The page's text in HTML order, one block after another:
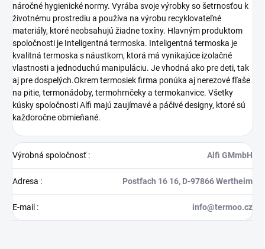
náročné hygienické normy. Vyrába svoje výrobky so šetrnosťou k
životnému prostrediu a používa na výrobu recyklovateľné
materiály, ktoré neobsahujú žiadne toxíny. Hlavným produktom
spoločnosti je Inteligentná termoska. Inteligentná termoska je
kvalitná termoska s náustkom, ktorá má vynikajúce izolačné
vlastnosti a jednoduchú manipuláciu. Je vhodná ako pre deti, tak
aj pre dospelých.Okrem termosiek firma ponúka aj nerezové fľaše
na pitie, termonádoby, termohrnčeky a termokanvice. Všetky
kúsky spoločnosti Alfi majú zaujímavé a páčivé designy, ktoré sú
každoročne obmieňané.
Výrobná spoločnosť: Alfi GMmbH
Adresa : Postfach 16 16, D-97866 Wertheim
E-mail : info@termoo.cz